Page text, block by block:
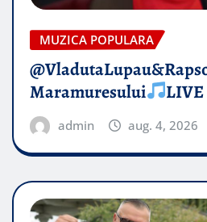
MUZICA POPULARA
Maramuresului
LIVE
admin aug. 4, 2026